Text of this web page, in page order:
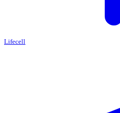
Lifecell